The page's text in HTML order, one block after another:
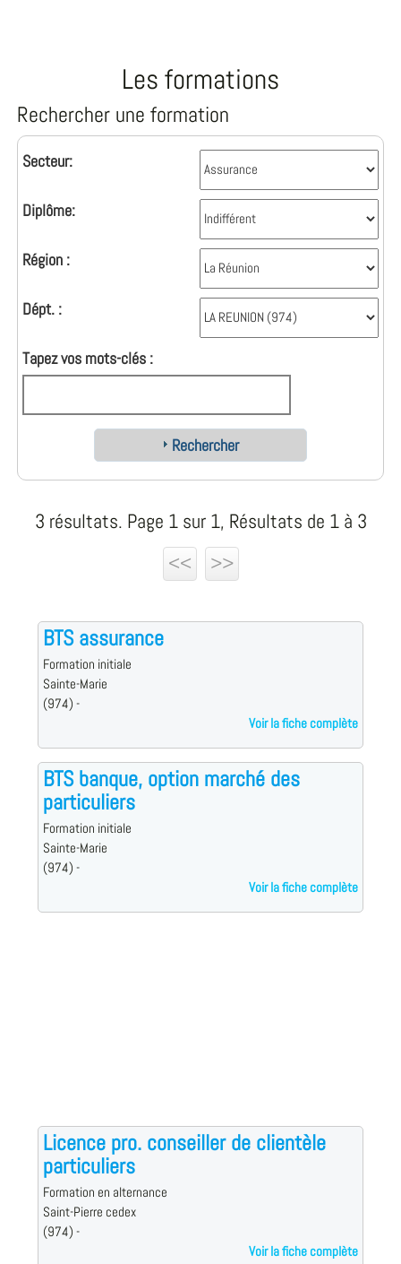
Les formations
Rechercher une formation
Secteur:
Diplôme:
Région :
Dépt. :
Tapez vos mots-clés :
Rechercher
3 résultats. Page 1 sur 1, Résultats de 1 à 3
<<
>>
BTS assurance
Formation initiale
Sainte-Marie
(974) -
Voir la fiche complète
BTS banque, option marché des
particuliers
Formation initiale
Sainte-Marie
(974) -
Voir la fiche complète
Licence pro. conseiller de clientèle
particuliers
Formation en alternance
Saint-Pierre cedex
(974) -
Voir la fiche complète